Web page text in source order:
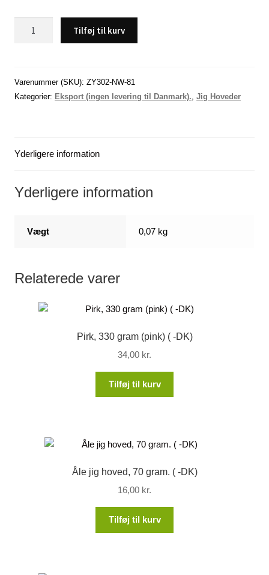
gram.
(
Tilføj til kurv
Varenummer (SKU):ZY302-NW-81
Kategorier: Eksport (ingen levering til Danmark).,Jig Hoveder
Yderligere information
Yderligere information
Vægt 0,07 kg
Relaterede varer
Pirk, 330 gram (pink) ( -DK)
34,00 kr.
Tilføj til kurv
Åle jig hoved, 70 gram. ( -DK)
16,00 kr.
Tilføj til kurv